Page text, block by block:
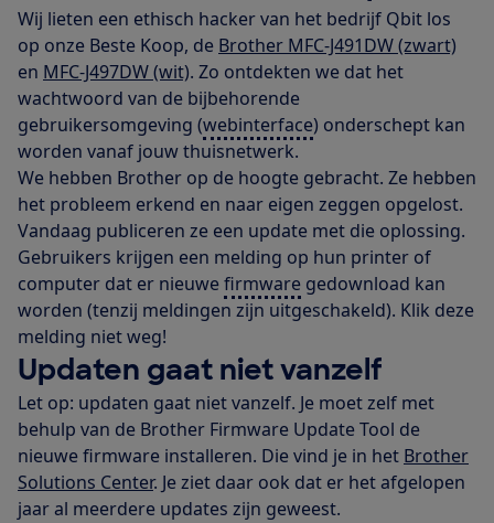
Wij lieten een ethisch hacker van het bedrijf Qbit los
op onze Beste Koop, de Brother MFC-J491DW (zwart)
en MFC-J497DW (wit). Zo ontdekten we dat het
wachtwoord van de bijbehorende
gebruikersomgeving (webinterface) onderschept kan
worden vanaf jouw thuisnetwerk.
We hebben Brother op de hoogte gebracht. Ze hebben
het probleem erkend en naar eigen zeggen opgelost.
Vandaag publiceren ze een update met die oplossing.
Gebruikers krijgen een melding op hun printer of
computer dat er nieuwefirmware gedownload kan
worden (tenzij meldingen zijn uitgeschakeld). Klik deze
melding niet weg!
Updaten gaat niet vanzelf
Let op: updaten gaat niet vanzelf. Je moet zelf met
behulp van de Brother Firmware Update Tool de
nieuwe firmware installeren. Die vind je in het Brother
Solutions Center. Je ziet daar ook dat er het afgelopen
jaar al meerdere updates zijn geweest.